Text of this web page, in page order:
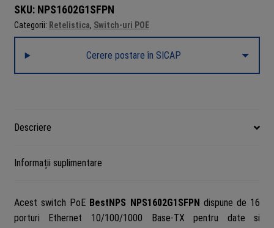
SKU: NPS1602G1SFPN
Categorii: Retelistica, Switch-uri POE
Cerere postare în SICAP
Descriere
Informații suplimentare
Acest switch PoE BestNPS NPS1602G1SFPN dispune de 16
porturi Ethernet 10/100/1000 Base-TX pentru date si